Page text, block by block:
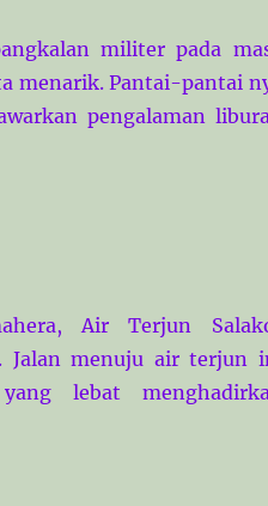
militer pada
menarik. Pantai-pantai
pengalaman
Air Terjun
Jalan menuju air terjun
lebat